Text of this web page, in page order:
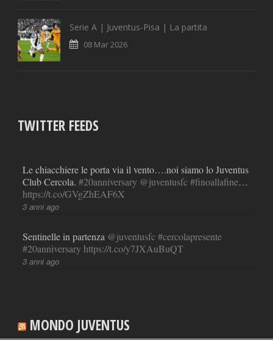
Serie A | Juventus-Pisa | La partita
08 Mar 2026
TWITTER FEEDS
Le chiacchiere le porta via il vento….noi siamo lo Juventus
Club Cercola. #20anniversary @juventusfc#finoallafine…
https://t.co/GVgZhEAF6X
3 anni ago
Sentinelle in partenza @juventusfc#cercolapresente
#20anniversary https://t.co/y7JXAuBuQT
3 anni ago
3 anni ago
MONDO JUVENTUS